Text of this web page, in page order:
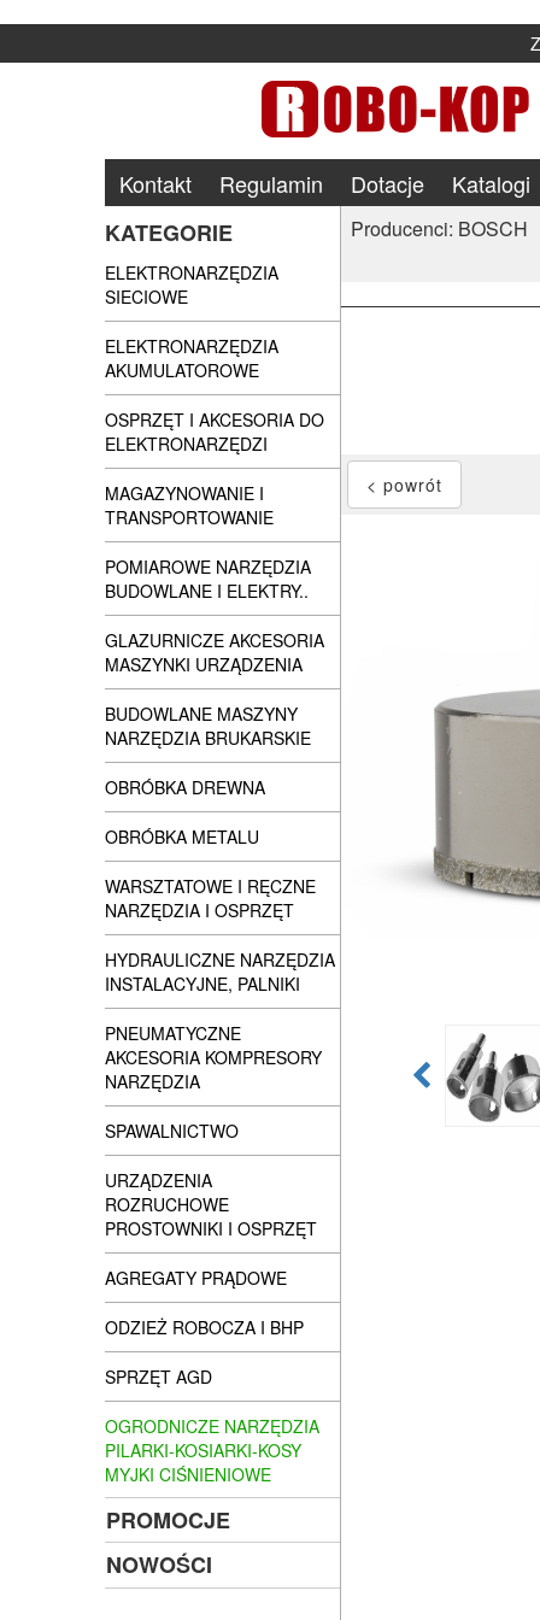
Kontakt Regulamin Dotacje
Katalogi
KATEGORIE
ELEKTRONARZĘDZIA
SIECIOWE
ELEKTRONARZĘDZIA
AKUMULATOROWE
OSPRZĘT I AKCESORIA DO
ELEKTRONARZĘDZI
MAGAZYNOWANIE I
TRANSPORTOWANIE
POMIAROWE NARZĘDZIA
BUDOWLANE I ELEKTRY..
GLAZURNICZE AKCESORIA
MASZYNKI URZĄDZENIA
BUDOWLANE MASZYNY
NARZĘDZIA BRUKARSKIE
OBRÓBKA DREWNA
OBRÓBKA METALU
WARSZTATOWE I RĘCZNE
NARZĘDZIA I OSPRZĘT
HYDRAULICZNE NARZĘDZIA
INSTALACYJNE, PALNIKI
PNEUMATYCZNE
AKCESORIA KOMPRESORY
NARZĘDZIA
SPAWALNICTWO
URZĄDZENIA
ROZRUCHOWE
PROSTOWNIKI I OSPRZĘT
AGREGATY PRĄDOWE
ODZIEŻ ROBOCZA I BHP
SPRZĘT AGD
OGRODNICZE NARZĘDZIA
PILARKI-KOSIARKI-KOSY
MYJKI CIŚNIENIOWE
PROMOCJE
NOWOŚCI
Producenci: BOSCH